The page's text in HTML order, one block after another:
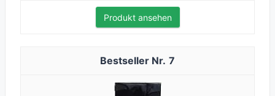
Produkt ansehen
7